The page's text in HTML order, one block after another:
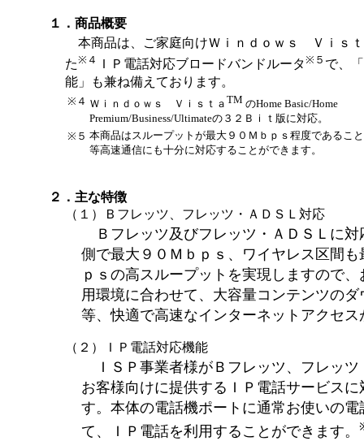
１．商品概要
本商品は、ご家庭向けＷｉｎｄｏｗｓ Ｖｉｓ
た※４ ＩＰ電話対応ブロードバンドルータ※５ で、
能」も兼ね備えております。
※４ Ｗｉｎｄｏｗｓ Ｖｉｓｔａ TM のHome Basic/Home
Premium/Business/Ultimateの３２Ｂｉｔ版に対応。
※５ 本商品はスループットが最大９０Ｍｂｐｓ程度であるこ
等高速通信にも十分に対応することができます。
２．主な特徴
（１）Ｂフレッツ、フレッツ・ＡＤＳＬ対応
Ｂフレッツ及びフレッツ・ＡＤＳＬに対
側で最大９０Ｍｂｐｓ、ワイヤレス区間も
ｐｓの高スループットを実現しますので
用環境に合わせて、大容量コンテンツのダ
等、快適で高速なインターネットアクセス
（２）ＩＰ電話対応機能
ＩＳＰ事業者様がＢフレッツ、フレッツ
お客様向けに提供するＩＰ電話サービスに
す。本体の電話機ポートに通常お使いの電
て、ＩＰ電話を利用することができます。